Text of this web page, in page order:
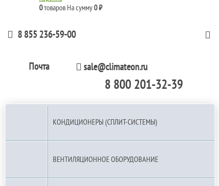
0товаров На сумму0 ₽
8 855 236-59-00
Почта sale@climateon.ru
8 800 201-32-39
КОНДИЦИОНЕРЫ (СПЛИТ-СИСТЕМЫ)
ВЕНТИЛЯЦИОННОЕ ОБОРУДОВАНИЕ